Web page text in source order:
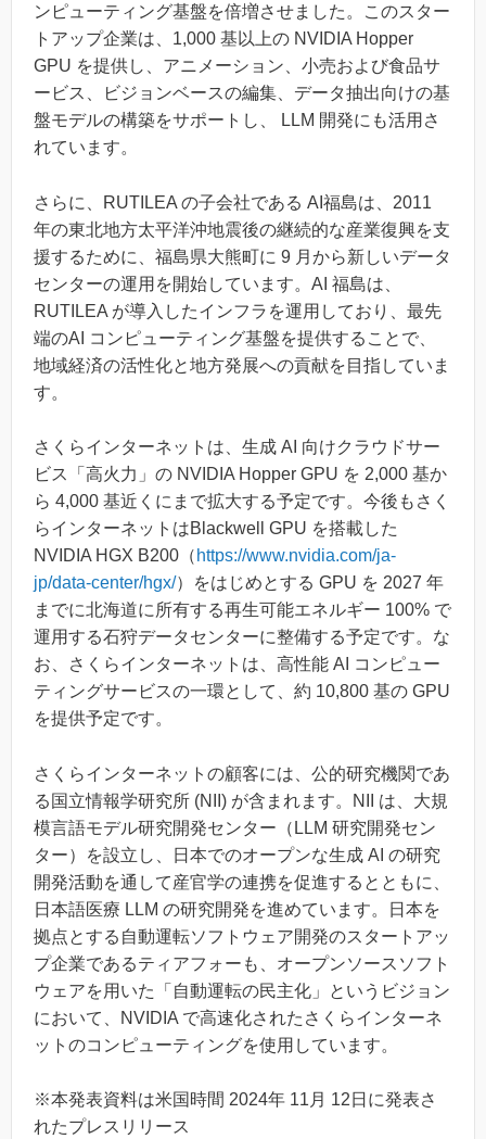
ンピューティング基盤を倍増させました。このスター
トアップ企業は、1,000 基以上の NVIDIA Hopper
GPU を提供し、アニメーション、小売および食品サ
ービス、ビジョンベースの編集、データ抽出向けの基
盤モデルの構築をサポートし、 LLM 開発にも活用さ
れています。
さらに、RUTILEA の子会社である AI福島は、2011
年の東北地方太平洋沖地震後の継続的な産業復興を支
援するために、福島県大熊町に 9 月から新しいデータ
センターの運用を開始しています。AI 福島は、
RUTILEA が導入したインフラを運用しており、最先
端のAI コンピューティング基盤を提供することで、
地域経済の活性化と地方発展への貢献を目指していま
す。
さくらインターネットは、生成 AI 向けクラウドサー
ビス「高火力」の NVIDIA Hopper GPU を 2,000 基か
ら 4,000 基近くにまで拡大する予定です。今後もさく
らインターネットはBlackwell GPU を搭載した
NVIDIA HGX B200（ https://www.nvidia.com/ja-
jp/data-center/hgx/）をはじめとする GPU を 2027 年
までに北海道に所有する再生可能エネルギー 100% で
運用する石狩データセンターに整備する予定です。な
お、さくらインターネットは、高性能 AI コンピュー
ティングサービスの一環として、約 10,800 基の GPU
を提供予定です。
さくらインターネットの顧客には、公的研究機関であ
る国立情報学研究所 (NII) が含まれます。NII は、大規
模言語モデル研究開発センター（LLM 研究開発セン
ター）を設立し、日本でのオープンな生成 AI の研究
開発活動を通して産官学の連携を促進するとともに、
日本語医療 LLM の研究開発を進めています。日本を
拠点とする自動運転ソフトウェア開発のスタートアッ
プ企業であるティアフォーも、オープンソースソフト
ウェアを用いた「自動運転の民主化」というビジョン
において、NVIDIA で高速化されたさくらインターネ
ットのコンピューティングを使用しています。
※本発表資料は米国時間 2024年 11月 12日に発表さ
れたプレスリリース